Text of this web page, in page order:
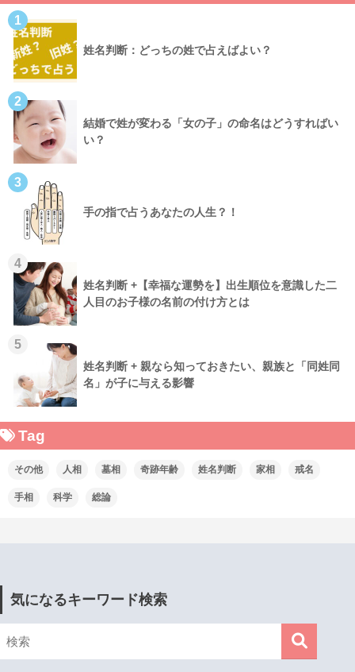
1
姓名判断：どっちの姓で占えばよい？
2
結婚で姓が変わる「女の子」の命名はどうすればい
い？
3
手の指で占うあなたの人生？！
4
姓名判断 +【幸福な運勢を】出生順位を意識した二
人目のお子様の名前の付け方とは
5
姓名判断 + 親なら知っておきたい、親族と「同姓同
名」が子に与える影響
Tag
その他 人相 墓相 奇跡年齢 姓名判断 家相 戒名
手相 科学 総論
気になるキーワード検索